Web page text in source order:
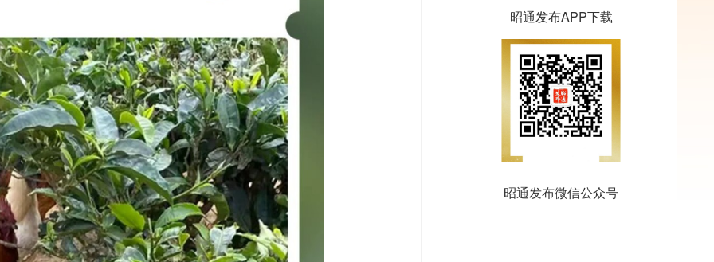
昭通发布APP下载
昭通发布微信公众号